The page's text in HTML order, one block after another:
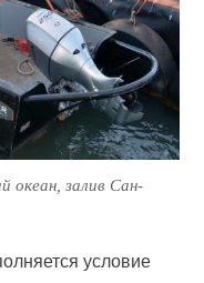
океан, залив Сан-
условие